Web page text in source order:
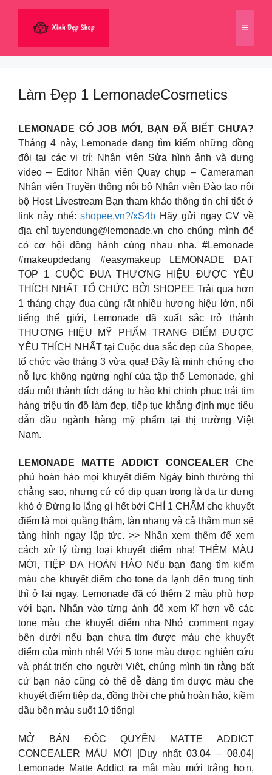
dung
Menu
Làm Đẹp 1 LemonadeCosmetics
LEMONADE CÓ JOB MỚI, BẠN ĐÃ BIẾT CHƯA?
Tháng 4 này, Lemonade đang tìm kiếm những đồng
đội tại các vị trí: Nhân viên Sửa hình ảnh và dựng
video – Editor Nhân viên Quay chụp – Cameraman
Nhân viên Truyền thông nội bộ Nhân viên Đào tạo nội
bộ Host Livestream Bạn tham khảo thông tin chi tiết ở
link này nhé: shopee.vn?/xS4b Hãy gửi ngay CV về
địa chỉ tuyendung@lemonade.vn cho chúng mình để
có cơ hội đồng hành cùng nhau nha. #Lemonade
#makeupdedang #easymakeup LEMONADE ĐẠT
TOP 1 CUỘC ĐUA THƯƠNG HIỆU ĐƯỢC YÊU
THÍCH NHẤT TỔ CHỨC BỞI SHOPEE Trải qua hơn
1 tháng chạy đua cùng rất nhiều hương hiệu lớn, nổi
tiếng thế giới, Lemonade đã xuất sắc trở thành
THƯƠNG HIỆU MỸ PHẨM TRANG ĐIỂM ĐƯỢC
YÊU THÍCH NHẤT tại Cuộc đua sắc đẹp của Shopee,
tổ chức vào tháng 3 vừa qua! Đây là minh chứng cho
nỗ lực không ngừng nghỉ của tập thể Lemonade, ghi
dấu một thành tích đáng tự hào khi chinh phục trái tim
hàng triệu tín đồ làm đẹp, tiếp tục khẳng định mục tiêu
dẫn đầu ngành hàng mỹ phẩm tại thị trường Việt
Nam.
LEMONADE MATTE ADDICT CONCEALER Che
phủ hoàn hảo mọi khuyết điểm Ngày bình thường thì
chẳng sao, nhưng cứ có dịp quan trọng là da tự dưng
khó ở Đừng lo lắng gì hết bởi CHỈ 1 CHẤM che khuyết
điểm là mọi quầng thâm, tàn nhang và cả thâm mụn sẽ
tàng hình ngay lập tức. >> Nhấn xem thêm để xem
cách xử lý từng loại khuyết điểm nha! THÊM MÀU
MỚI, TIỆP DA HOÀN HẢO Nếu bạn đang tìm kiếm
màu che khuyết điểm cho tone da lạnh đến trung tính
thì ở lại ngay, Lemonade đã có thêm 2 màu phù hợp
với bạn. Nhấn vào từng ảnh để xem kĩ hơn về các
tone màu che khuyết điểm nha Nhớ comment ngay
bên dưới nếu bạn chưa tìm được màu che khuyết
điểm của mình nhé! Với 5 tone màu được nghiên cứu
và phát triển cho người Việt, chúng mình tin rằng bất
cứ bạn nào cũng có thể dễ dàng tìm được màu che
khuyết điểm tiệp da, đồng thời che phủ hoàn hảo, kiềm
dầu bền màu suốt 10 tiếng!
MỞ BÁN ĐỘC QUYỀN MATTE ADDICT
CONCEALER MÀU MỚI |Duy nhất 03.04 – 08.04|
Lemonade Matte Addict ra mắt màu mới trắng hơn,